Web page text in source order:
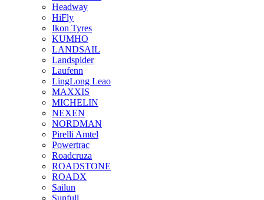
Headway
HiFly
Ikon Tyres
KUMHO
LANDSAIL
Landspider
Laufenn
LingLong Leao
MAXXIS
MICHELIN
NEXEN
NORDMAN
Pirelli Amtel
Powertrac
Roadcruza
ROADSTONE
ROADX
Sailun
Sunfull